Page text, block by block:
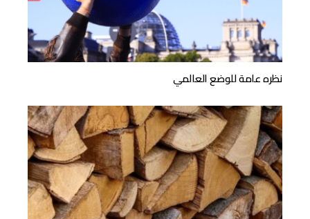
نظره عامة للوضع العالمي